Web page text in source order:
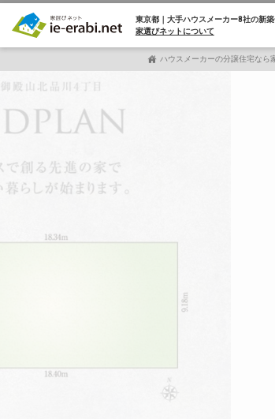
東京都｜大手ハウスメーカー8社の新
家選びネットについて
ハウスメーカーの分譲住宅なら